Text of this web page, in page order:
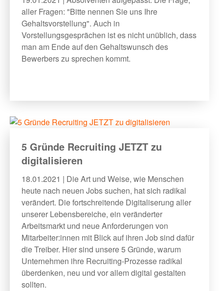
aller Fragen: "Bitte nennen Sie uns Ihre
Gehaltsvorstellung". Auch in
Vorstellungsgesprächen ist es nicht unüblich, dass
man am Ende auf den Gehaltswunsch des
Bewerbers zu sprechen kommt.
5 Gründe Recruiting JETZT zu
digitalisieren
18.01.2021 | Die Art und Weise, wie Menschen
heute nach neuen Jobs suchen, hat sich radikal
verändert. Die fortschreitende Digitaliserung aller
unserer Lebensbereiche, ein veränderter
Arbeitsmarkt und neue Anforderungen von
Mitarbeiter:innen mit Blick auf ihren Job sind dafür
die Treiber. Hier sind unsere 5 Gründe, warum
Unternehmen ihre Recruiting-Prozesse radikal
überdenken, neu und vor allem digital gestalten
sollten.